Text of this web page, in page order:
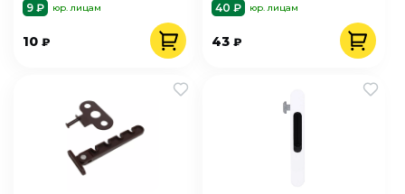
9 ₽ юр. лицам
10 ₽
40 ₽ юр. лицам
43₽